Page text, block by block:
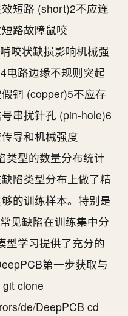
短路 (short)2不应连
路故障鼠咬
咬状缺损影响机械强
电路边缘不规则突起
铜 (copper)5不应存
串扰针孔 (pin-hole)6
导和机械强度
类型的数量分布统计
陷类型分布上做了精
的训练样本。特别是
见缺陷在训练集中分
型学习提供了充分的
第一步获取与
clone
de/DeepPCB cd